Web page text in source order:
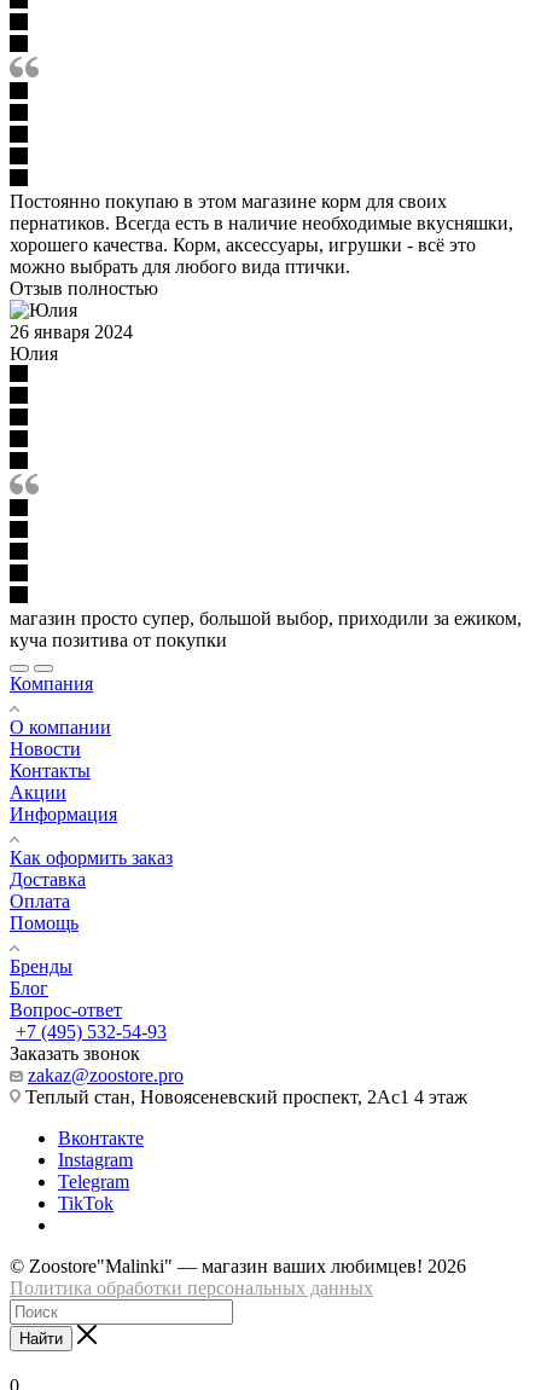
Постоянно покупаю в этом магазине корм для своих
пернатиков. Всегда есть в наличие необходимые вкусняшки,
хорошего качества. Корм, аксессуары, игрушки - всё это
можно выбрать для любого вида птички.
Отзыв полностью
26 января 2024
Юлия
магазин просто супер, большой выбор, приходили за ежиком,
куча позитива от покупки
Компания
О компании
Новости
Контакты
Акции
Информация
Как оформить заказ
Доставка
Оплата
Помощь
Бренды
Блог
Вопрос-ответ
+7 (495) 532-54-93
Заказать звонок
zakaz@zoostore.pro
Теплый стан, Новоясеневский проспект, 2Ас1 4 этаж
Вконтакте
Instagram
Telegram
TikTok
© Zoostore"Malinki" — магазин ваших любимцев! 2026
Политика обработки персональных данных
Найти
0